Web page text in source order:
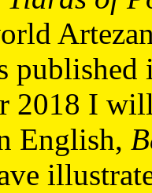
published
2018 I
English,